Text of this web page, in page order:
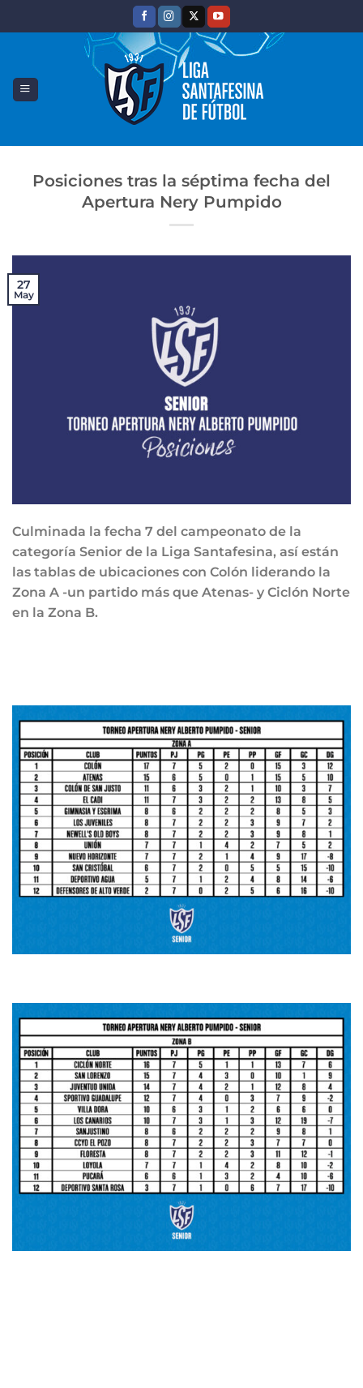
Posiciones tras la séptima fecha del
Apertura Nery Pumpido
27
May
Culminada la fecha 7 del campeonato de la
categoría Senior de la Liga Santafesina, así están
las tablas de ubicaciones con Colón liderando la
Zona A -un partido más que Atenas- y Ciclón Norte
en la Zona B.